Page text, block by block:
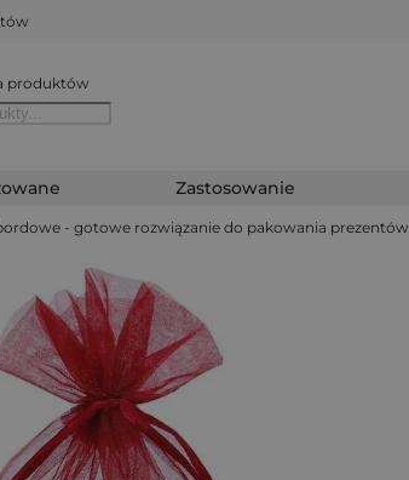
produktów
Zastosowanie
- gotowe rozwiązanie do pakowania prezentów